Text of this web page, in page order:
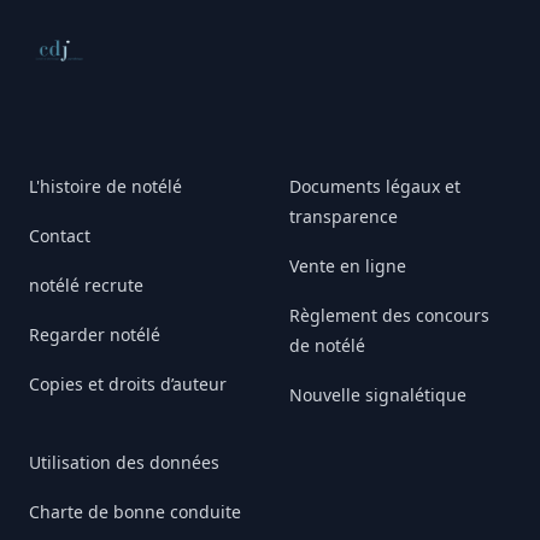
Conseil de déontologie journalistique
L'histoire de notélé
Contact
notélé recrute
Regarder notélé
Copies et droits d’auteur
Utilisation des données
Charte de bonne conduite
Documents légaux et
transparence
Vente en ligne
Règlement des concours
de notélé
Nouvelle signalétique